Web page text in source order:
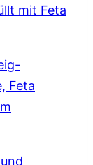
mit Feta